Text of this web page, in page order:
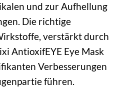
und zur Aufhellung
Die richtige
verstärkt durch
AntioxifEYE Eye Mask
Verbesserungen
führen.